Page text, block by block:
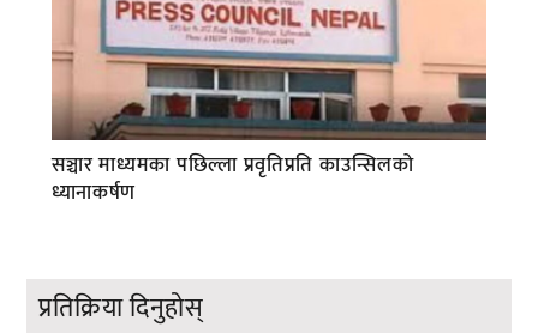
सञ्चार माध्यमका पछिल्ला प्रवृतिप्रति काउन्सिलको
ध्यानाकर्षण
प्रतिक्रिया दिनुहोस्